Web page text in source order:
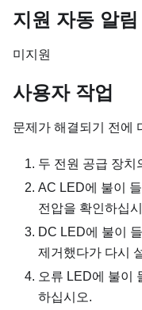
지원 자동 알림
미지원
사용자 작업
문제가 해결되기 전에
두 전원 공급 장치
AC LED에 불이
전압을 확인하십
DC LED에 불이
제거했다가 다시
오류 LED에 불이
하십시오.